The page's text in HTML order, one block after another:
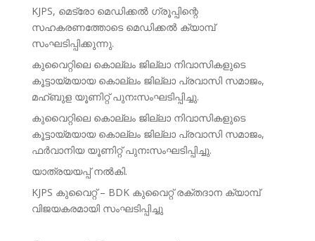
KJPS, മെട്രോ മെഡിക്കൽ ഗ്രൂപ്പിന്റെ
സഹകരണത്തോടെ മെഡിക്കൽ ക്യാമ്പ്
സംഘടിപ്പിക്കുന്നു.
കുവൈറ്റിലെ കൊല്ലം ജില്ലാ നിവാസികളുടെ
കൂട്ടായ്മയായ കൊല്ലം ജില്ലാ പ്രവാസി സമാജം,
മഹ്ബുള യൂണിറ്റ് പുനഃസംഘടിപ്പിച്ചു.
കുവൈറ്റിലെ കൊല്ലം ജില്ലാ നിവാസികളുടെ
കൂട്ടായ്മയായ കൊല്ലം ജില്ലാ പ്രവാസി സമാജം,
ഫർവാനിയ യൂണിറ്റ് പുനഃസംഘടിപ്പിച്ചു.
യാത്രയയപ്പ് നൽകി.
KJPS കുവൈറ്റ് – BDK കുവൈറ്റ് രക്തദാന ക്യാമ്പ്
വിജയകരമായി സംഘടിപ്പിച്ചു